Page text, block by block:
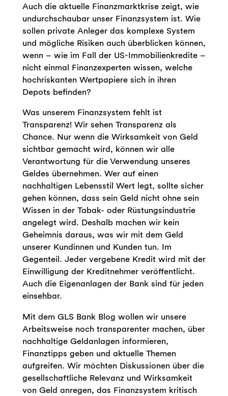
Auch die aktuelle Finanzmarktkrise zeigt, wie
undurchschaubar unser Finanzsystem ist. Wie
sollen private Anleger das komplexe System
und mögliche Risiken auch überblicken können,
wenn – wie im Fall der US-Immobilienkredite –
nicht einmal Finanzexperten wissen, welche
hochriskanten Wertpapiere sich in ihren
Depots befinden?
Was unserem Finanzsystem fehlt ist
Transparenz! Wir sehen Transparenz als
Chance. Nur wenn die Wirksamkeit von Geld
sichtbar gemacht wird, können wir alle
Verantwortung für die Verwendung unseres
Geldes übernehmen. Wer auf einen
nachhaltigen Lebensstil Wert legt, sollte sicher
gehen können, dass sein Geld nicht ohne sein
Wissen in der Tabak- oder Rüstungsindustrie
angelegt wird. Deshalb machen wir kein
Geheimnis daraus, was wir mit dem Geld
unserer Kundinnen und Kunden tun. Im
Gegenteil. Jeder vergebene Kredit wird mit der
Einwilligung der Kreditnehmer veröffentlicht.
Auch die Eigenanlagen der Bank sind für jeden
einsehbar.
Mit dem GLS Bank Blog wollen wir unsere
Arbeitsweise noch transparenter machen, über
nachhaltige Geldanlagen informieren,
Finanztipps geben und aktuelle Themen
aufgreifen. Wir möchten Diskussionen über die
gesellschaftliche Relevanz und Wirksamkeit
von Geld anregen, das Finanzsystem kritisch